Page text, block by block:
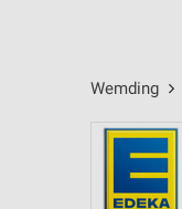
Wemding